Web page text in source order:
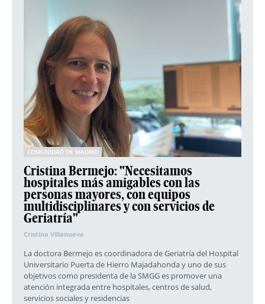
COMUNIDAD DE MADRID
Cristina Bermejo: "Necesitamos
hospitales más amigables con las
personas mayores, con equipos
multidisciplinares y con servicios de
Geriatría"
Cristina Villanueva
La doctora Bermejo es coordinadora de Geriatría del Hospital
Universitario Puerta de Hierro Majadahonda y uno de sus
objetivos como presidenta de la SMGG es promover una
atención integrada entre hospitales, centros de salud,
servicios sociales y residencias